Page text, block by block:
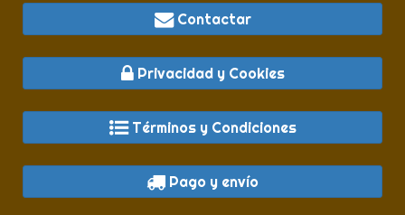
Contactar
Privacidad y Cookies
Términos y Condiciones
Pago y envío